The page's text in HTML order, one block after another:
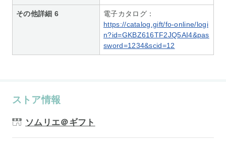
その他詳細 6
電子カタログ：
https://catalog.gift/fo-online/logi
n?id=GKBZ616TF2JQ5AI4&pas
sword=1234&scid=12
ストア情報
ソムリエ＠ギフト